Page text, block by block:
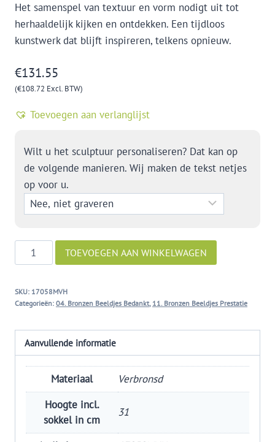
Het samenspel van textuur en vorm nodigt uit tot
herhaaldelijk kijken en ontdekken. Een tijdloos
kunstwerk dat blijft inspireren, telkens opnieuw.
€131.55
(€108.72 Excl. BTW)
Toevoegen aan verlanglijst
Wilt u het sculptuur personaliseren? Dat kan op
de volgende manieren. Wij maken de tekst netjes
op voor u.
Gedreven
aantal
TOEVOEGEN AAN WINKELWAGEN
SKU: 17058MVH
Categorieën: 04. Bronzen Beeldjes Bedankt, 11. Bronzen Beeldjes Prestatie
Aanvullende informatie
Materiaal
Verbronsd
Hoogte incl.
sokkel in cm
31